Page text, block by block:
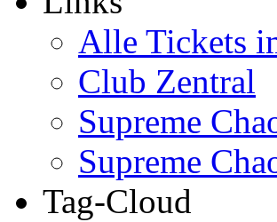
Alle Tickets
Club Zentral
Supreme
Supreme
Tag-Cloud